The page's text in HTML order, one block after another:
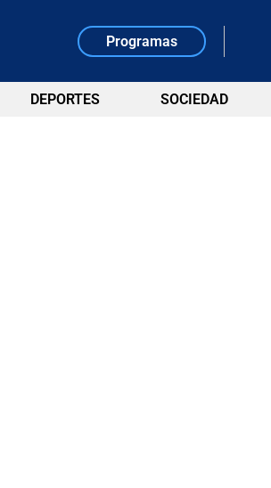
Programas
DEPORTES SOCIEDAD